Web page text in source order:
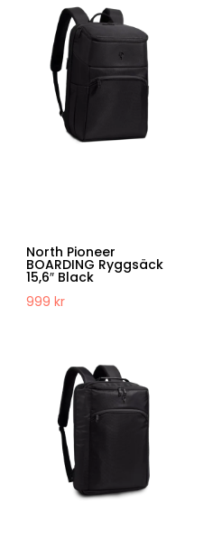
North Pioneer
BOARDING Ryggsäck
15,6″ Black
999kr